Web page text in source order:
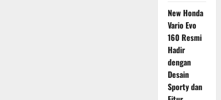
New Honda
Vario Evo
160 Resmi
Hadir
dengan
Desain
Sporty dan